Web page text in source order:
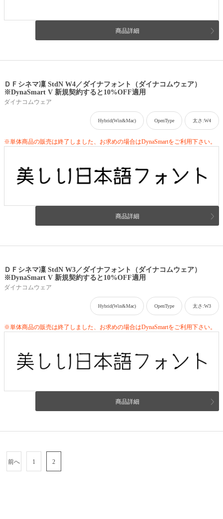
商品詳細
ＤＦシネマ凜 StdN W4／ダイナフォント（ダイナコムウェア）
※DynaSmart V 新規契約すると10%OFF適用
ダイナコムウェア
Hybrid(Win&Mac) OpenType 太さ:W4
※単体商品の販売は終了しました、お求めの場合はDynaSmartをご利用下さい。
商品詳細
ＤＦシネマ凜 StdN W3／ダイナフォント（ダイナコムウェア）
※DynaSmart V 新規契約すると10%OFF適用
ダイナコムウェア
Hybrid(Win&Mac) OpenType 太さ:W3
※単体商品の販売は終了しました、お求めの場合はDynaSmartをご利用下さい。
商品詳細
前へ 1 2